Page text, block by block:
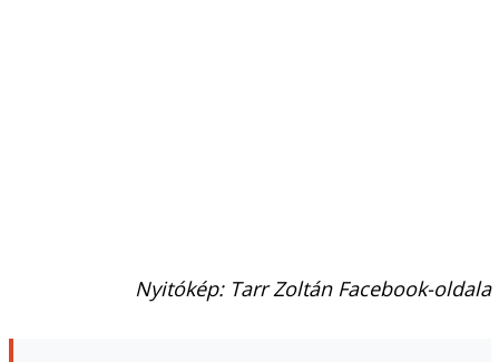
Nyitókép: Tarr Zoltán Facebook-oldala